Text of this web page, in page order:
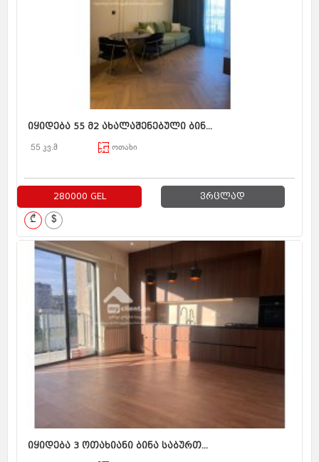
იყიდება 55 მ2 ახალაშენებული ბინ...
55 კვ.მ ოთახი
280000 GEL ვრცლად
₾ $
იყიდება 3 ოთახიანი ბინა საბურთ...